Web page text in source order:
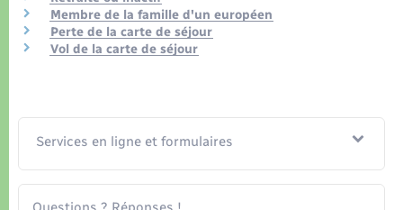
Membre de la famille d'un européen
Perte de la carte de séjour
Vol de la carte de séjour
Services en ligne et formulaires